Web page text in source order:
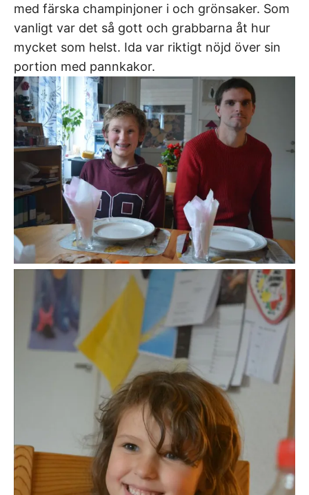
med färska champinjoner i och grönsaker. Som
vanligt var det så gott och grabbarna åt hur
mycket som helst. Ida var riktigt nöjd över sin
portion med pannkakor.